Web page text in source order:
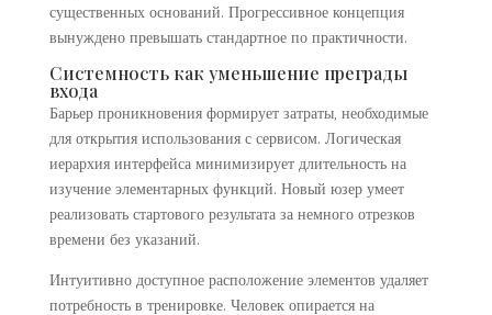
существенных оснований. Прогрессивное концепция
вынуждено превышать стандартное по практичности.
Системность как уменьшение преграды
входа
Барьер проникновения формирует затраты, необходимые
для открытия использования с сервисом. Логическая
иерархия интерфейса минимизирует длительность на
изучение элементарных функций. Новый юзер умеет
реализовать стартового результата за немного отрезков
времени без указаний.
Интуитивно доступное расположение элементов удаляет
потребность в тренировке. Человек опирается на